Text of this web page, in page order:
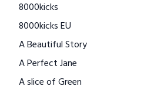
Menstruatiecups.nl
Natural Heroes
Waschbär
Big Green Smile
Little Indians
8000kicks
8000kicks EU
A Beautiful Story
A Perfect Jane
A slice of Green